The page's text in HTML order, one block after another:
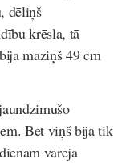
dēliņš
krēsla, tā
maziņš 49 cm
Bet viņš bija tik
varēja